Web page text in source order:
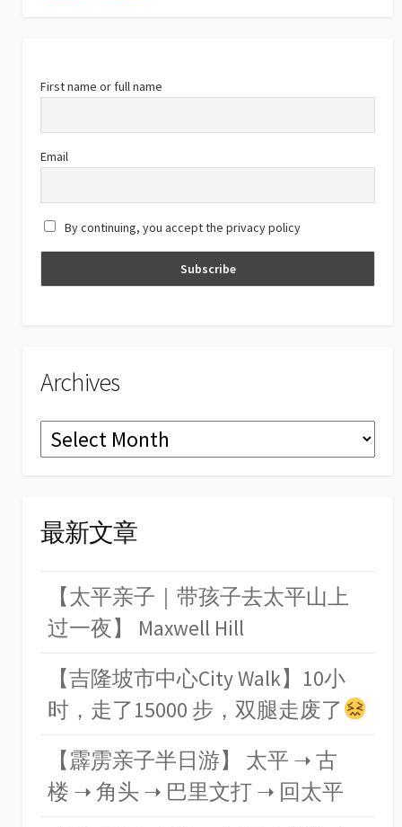
o
k
m b
e
a
n
el
First name or full name
Email
By continuing, you accept the privacy policy
Archives
Archives
最新文章
【太平亲子｜带孩子去太平山上
过一夜】 Maxwell Hill
【吉隆坡市中心City Walk】10小
时，走了15000 步，双腿走废了
【霹雳亲子半日游】 太平 ➝ 古
楼 ➝ 角头 ➝ 巴里文打 ➝ 回太平